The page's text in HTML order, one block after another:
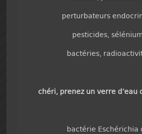
perturbateurs
pesticides,
bactéries,
chéri, prenez un verre
bactérie Eschérichia